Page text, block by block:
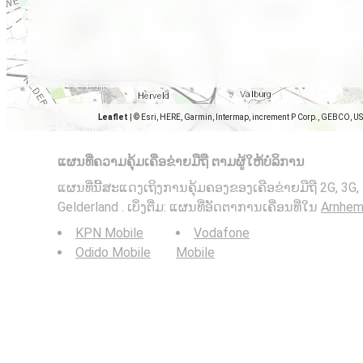
Leaflet © Esri, HERE, Garmin, Intermap, increment P Corp., GEBCO,
ແຜນທີ່ຄວາມຄຸ້ມເຄືອຂ່າຍມືຖື ຕາມຜູ້ໃຫ້ບໍລິການ
ແຜນທີ່ນີ້ສະແດງເຖິງການຄຸ້ມຄອງຂອງເຄືອຂ່າຍມືຖື 2G, 3G,
Gelderland . ເບິ່ງຕື່ມ: ແຜນທີ່ອັດຕາການເຄື່ອນທີ່ໃນ
KPN Mobile
Odido Mobile
Vodafone
Mobile